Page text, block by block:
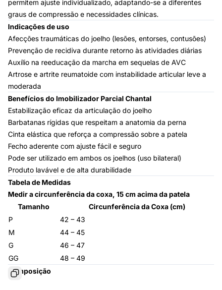
permitem ajuste individualizado, adaptando-se a diferentes
graus de compressão e necessidades clínicas.
Indicações de uso
Afecções traumáticas do joelho (lesões, entorses, contusões)
Prevenção de recidiva durante retorno às atividades diárias
Auxílio na reeducação da marcha em sequelas de AVC
Artrose e artrite reumatoide com instabilidade articular leve a
moderada
Benefícios do Imobilizador Parcial Chantal
Estabilização eficaz da articulação do joelho
Barbatanas rígidas que respeitam a anatomia da perna
Cinta elástica que reforça a compressão sobre a patela
Fecho aderente com ajuste fácil e seguro
Pode ser utilizado em ambos os joelhos (uso bilateral)
Produto lavável e de alta durabilidade
Tabela de Medidas
Medir a circunferência da coxa, 15 cm acima da patela
Tamanho
Circunferência da Coxa (cm)
P
42 – 43
M
44 – 45
G
46 – 47
GG
48 – 49
Composição